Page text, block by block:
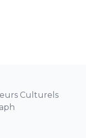
Culturels